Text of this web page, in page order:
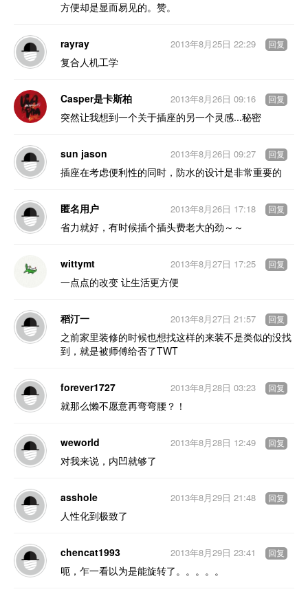
方便却是显而易见的。赞。
rayray
复合人机工学
2013年8月25日 22:29 回复
Casper是卡斯柏
突然让我想到一个关于插座的另一个灵感...秘密
2013年8月26日 09:16 回复
sun jason
插座在考虑便利性的同时，防水的设计是非常重要的
2013年8月26日 09:27 回复
匿名用户
省力就好，有时候插个插头费老大的劲～～
2013年8月26日 17:18 回复
wittymt
一点点的改变 让生活更方便
2013年8月27日 17:25 回复
稻汀一
之前家里装修的时候也想找这样的来装不是类似的没找
到，就是被师傅给否了TWT
2013年8月27日 21:57 回复
forever1727
就那么懒不愿意再弯弯腰？！
2013年8月28日 03:23 回复
weworld
对我来说，内凹就够了
2013年8月28日 12:49 回复
asshole
人性化到极致了
2013年8月29日 21:48 回复
chencat1993
呃，乍一看以为是能旋转了。。。。。
2013年8月29日 23:41 回复